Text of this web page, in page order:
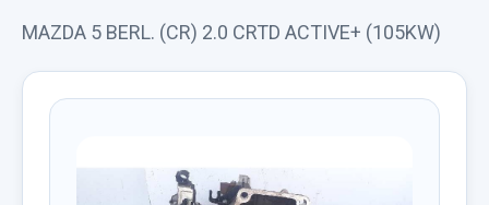
MAZDA 5 BERL. (CR) 2.0 CRTD ACTIVE+ (105KW)